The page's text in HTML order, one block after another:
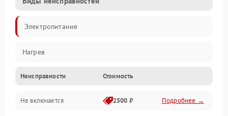
Электропитание
Нагрев
Неисправности Стоимость
Не включается 2500 ₽ Подробнее →